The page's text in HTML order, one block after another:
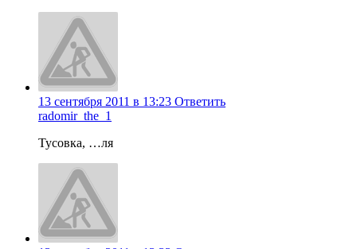
13 сентября 2011 в 13:23 Ответить
radomir_the_1
Тусовка, …ля